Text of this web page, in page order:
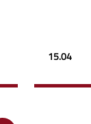
15.04